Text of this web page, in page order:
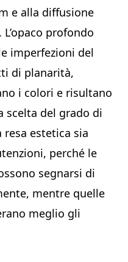
e alla diffusione
profondo
imperfezioni del
di planarità,
i colori e risultano
scelta del grado di
resa estetica sia
perché le
segnarsi di
mentre quelle
meglio gli